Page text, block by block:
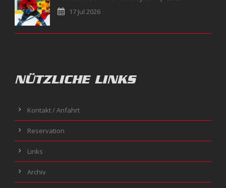
17 Jul 2026
NÜTZLICHE LINKS
Kontakt / Anfahrt
Reservation
Links
Archiv